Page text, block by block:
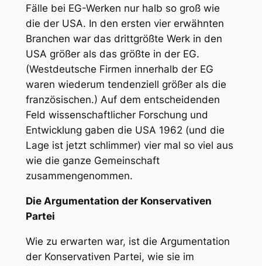
Fälle bei EG-Werken nur halb so groß wie
die der USA. In den ersten vier erwähnten
Branchen war das drittgrößte Werk in den
USA größer als das größte in der EG.
(Westdeutsche Firmen innerhalb der EG
waren wiederum tendenziell größer als die
französischen.) Auf dem entscheidenden
Feld wissenschaftlicher Forschung und
Entwicklung gaben die USA 1962 (und die
Lage ist jetzt schlimmer) vier mal so viel aus
wie die ganze Gemeinschaft
zusammengenommen.
Die Argumentation der Konservativen
Partei
Wie zu erwarten war, ist die Argumentation
der Konservativen Partei, wie sie im